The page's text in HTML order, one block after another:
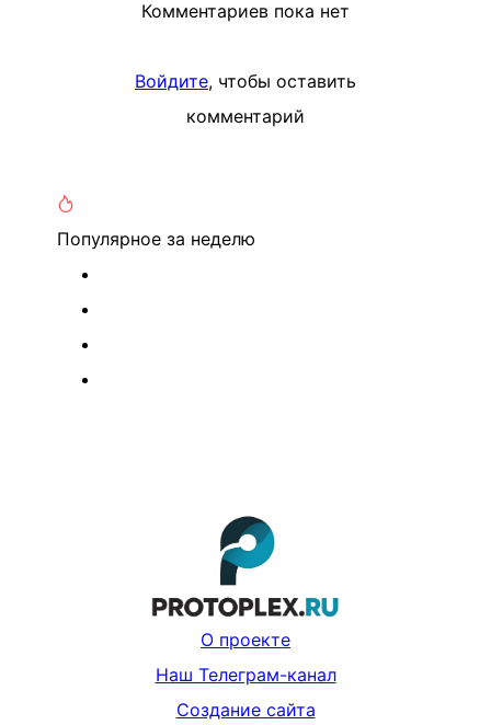
Комментариев пока нет
Войдите, чтобы оставить
комментарий
Популярное за неделю
О проекте
Наш Телеграм-канал
Создание сайта